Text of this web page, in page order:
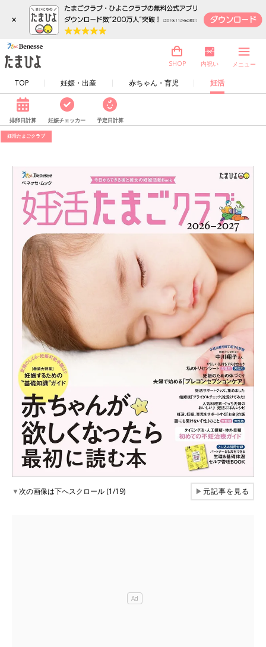
×
TOP 妊娠・出産 赤ちゃん・育児 妊活
SHOP 内祝い メニュー
排卵日計算 妊娠チェッカー 予定日計算
妊活たまごクラブ
▼次の画像は下へスクロール (1/19) ▶元記事を見る